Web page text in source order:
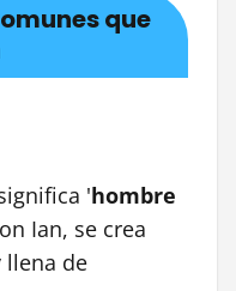
que
'hombre
Ian, se crea
llena de